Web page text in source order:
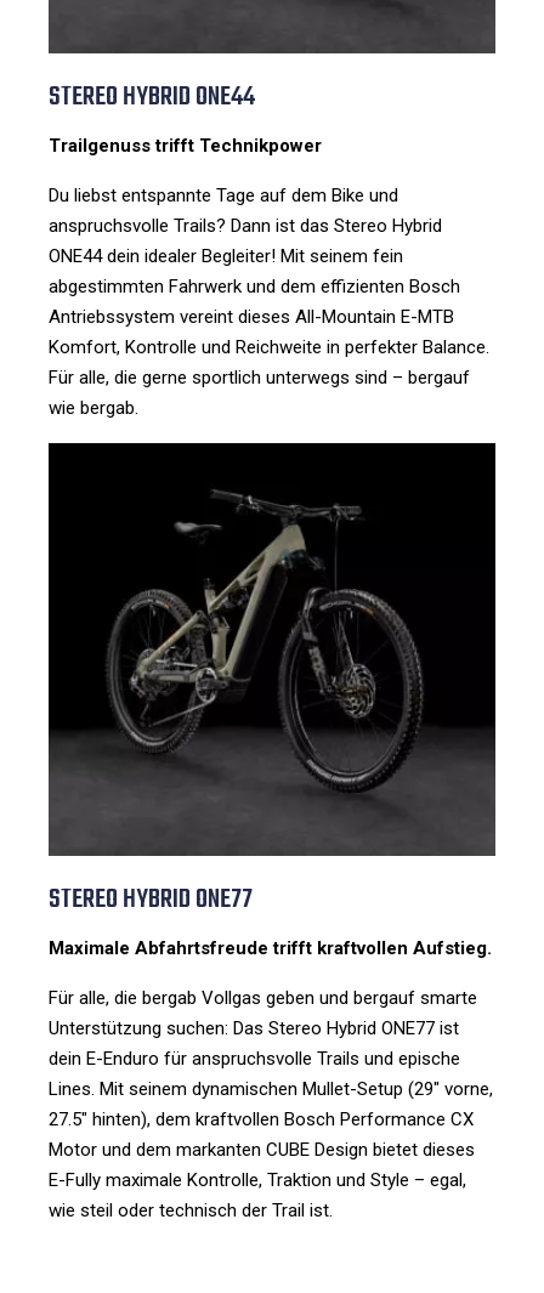
STEREO HYBRID ONE44
Trailgenuss trifft Technikpower
Du liebst entspannte Tage auf dem Bike und
anspruchsvolle Trails? Dann ist das Stereo Hybrid
ONE44 dein idealer Begleiter! Mit seinem fein
abgestimmten Fahrwerk und dem effizienten Bosch
Antriebssystem vereint dieses All-Mountain E-MTB
Komfort, Kontrolle und Reichweite in perfekter Balance.
Für alle, die gerne sportlich unterwegs sind – bergauf
wie bergab.
STEREO HYBRID ONE77
Maximale Abfahrtsfreude trifft kraftvollen Aufstieg.
Für alle, die bergab Vollgas geben und bergauf smarte
Unterstützung suchen: Das Stereo Hybrid ONE77 ist
dein E-Enduro für anspruchsvolle Trails und epische
Lines. Mit seinem dynamischen Mullet-Setup (29" vorne,
27.5" hinten), dem kraftvollen Bosch Performance CX
Motor und dem markanten CUBE Design bietet dieses
E-Fully maximale Kontrolle, Traktion und Style – egal,
wie steil oder technisch der Trail ist.